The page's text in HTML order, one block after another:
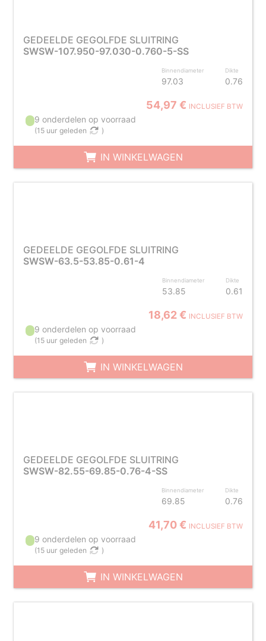
GEDEELDE GEGOLFDE SLUITRING
SWSW-107.950-97.030-0.760-5-SS
Binnendiameter
97.03
Dikte
0.76
54,97 € INCLUSIEF BTW
9 onderdelen op voorraad
(15 uur geleden )
IN WINKELWAGEN
GEDEELDE GEGOLFDE SLUITRING
SWSW-63.5-53.85-0.61-4
Binnendiameter
53.85
Dikte
0.61
18,62 € INCLUSIEF BTW
9 onderdelen op voorraad
(15 uur geleden )
IN WINKELWAGEN
GEDEELDE GEGOLFDE SLUITRING
SWSW-82.55-69.85-0.76-4-SS
Binnendiameter
69.85
Dikte
0.76
41,70 € INCLUSIEF BTW
9 onderdelen op voorraad
(15 uur geleden )
IN WINKELWAGEN